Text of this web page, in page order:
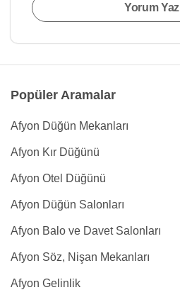
Yorum Yaz
Popüler Aramalar
Afyon Düğün Mekanları
Afyon Kır Düğünü
Afyon Otel Düğünü
Afyon Düğün Salonları
Afyon Balo ve Davet Salonları
Afyon Söz, Nişan Mekanları
Afyon Gelinlik